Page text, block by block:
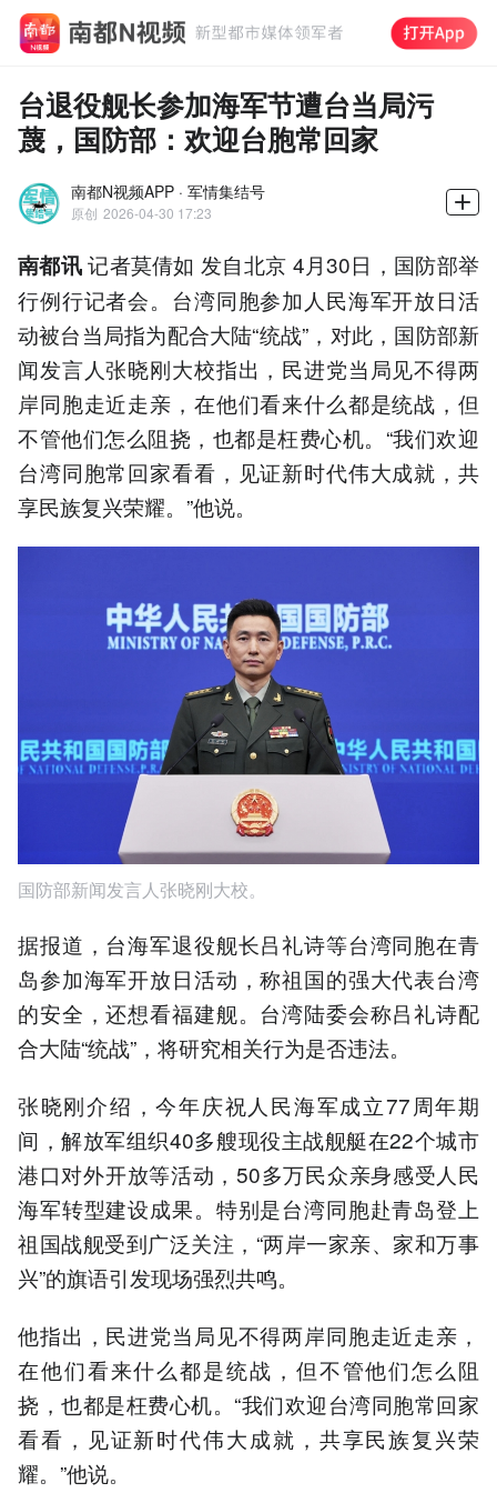
台退役舰长参加海军节遭台当局污
蔑，国防部：欢迎台胞常回家
南都N视频APP · 军情集结号
原创 2026-04-30 17:23
南都讯记者莫倩如 发自北京 4月30日，国防部举
行例行记者会。台湾同胞参加人民海军开放日活
动被台当局指为配合大陆“统战”，对此，国防部新
闻发言人张晓刚大校指出，民进党当局见不得两
岸同胞走近走亲，在他们看来什么都是统战，但
不管他们怎么阻挠，也都是枉费心机。“我们欢迎
台湾同胞常回家看看，见证新时代伟大成就，共
享民族复兴荣耀。”他说。
国防部新闻发言人张晓刚大校。
据报道，台海军退役舰长吕礼诗等台湾同胞在青
岛参加海军开放日活动，称祖国的强大代表台湾
的安全，还想看福建舰。台湾陆委会称吕礼诗配
合大陆“统战”，将研究相关行为是否违法。
张晓刚介绍，今年庆祝人民海军成立77周年期
间，解放军组织40多艘现役主战舰艇在22个城市
港口对外开放等活动，50多万民众亲身感受人民
海军转型建设成果。特别是台湾同胞赴青岛登上
祖国战舰受到广泛关注，“两岸一家亲、家和万事
兴”的旗语引发现场强烈共鸣。
他指出，民进党当局见不得两岸同胞走近走亲，
在他们看来什么都是统战，但不管他们怎么阻
挠，也都是枉费心机。“我们欢迎台湾同胞常回家
看看，见证新时代伟大成就，共享民族复兴荣
耀。”他说。